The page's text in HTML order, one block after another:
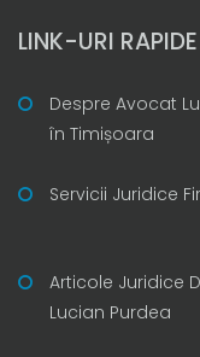
LINK-URI RAPIDE
Despre Avocat
în Timișoara
Servicii Juridice
Articole Juridice
Lucian Purdea